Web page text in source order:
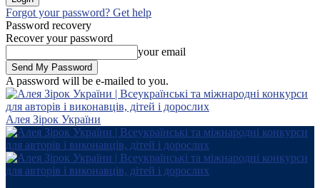
Forgot your password? Get help
Password recovery
Recover your password
your email
A password will be e-mailed to you.
Алея Зірок України